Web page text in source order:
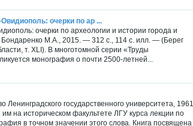
очерки по ар ...
очерки по археологии и истории города и
М.А., 2015. — 312 с., 114 с. илл. — (Берег
т. XLI). В многотомной серии «Труды
монография о почти 2500-летней...
государственного университета, 1961.
на историческом факультете ЛГУ курса лекции по
в точном значении этого слова. Книга посвящена